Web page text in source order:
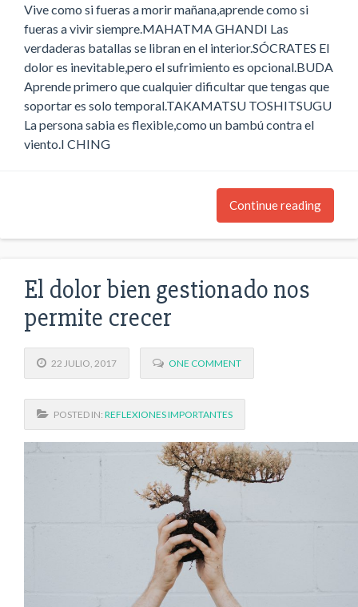
Vive como si fueras a morir mañana,aprende como si
fueras a vivir siempre.MAHATMA GHANDI Las
verdaderas batallas se libran en el interior.SÓCRATES El
dolor es inevitable,pero el sufrimiento es opcional.BUDA
Aprende primero que cualquier dificultar que tengas que
soportar es solo temporal.TAKAMATSU TOSHITSUGU
La persona sabia es flexible,como un bambú contra el
viento.I CHING
Continue reading
El dolor bien gestionado nos
permite crecer
22 JULIO, 2017 ONE COMMENT
POSTED IN: REFLEXIONES IMPORTANTES